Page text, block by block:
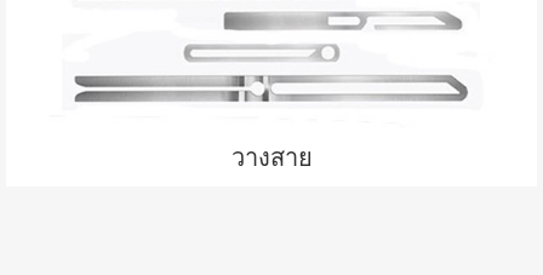
วางสาย